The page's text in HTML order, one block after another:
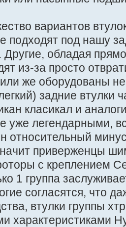
вариантов
подходят под нашу
Другие, обладая
из-за просто
же оборудованы
задние втулки
класикал и
уже легендарными,
относительный
приверженцы
с креплением
1 группа
согласятся, что
втулки группы
характеристиками